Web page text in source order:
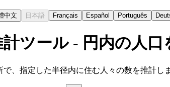
中文 日本語 Français Español Português
ツール - 円内の人口
、指定した半径内に住む人々の数を推計し